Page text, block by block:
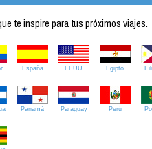
te inspire para tus próximos viajes.
España EEUU Egipto
Panamá Paraguay Perú